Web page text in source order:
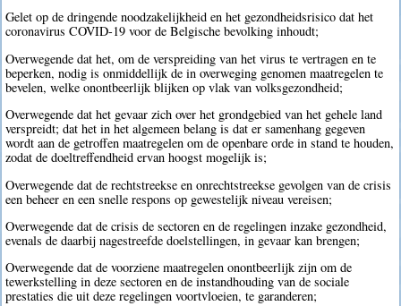
Gelet op de dringende noodzakelijkheid en het gezondheidsrisico dat het
coronavirus COVID-19 voor de Belgische bevolking inhoudt;
Overwegende dat het, om de verspreiding van het virus te vertragen en te
beperken, nodig is onmiddellijk de in overweging genomen maatregelen te
bevelen, welke onontbeerlijk blijken op vlak van volksgezondheid;
Overwegende dat het gevaar zich over het grondgebied van het gehele land
verspreidt; dat het in het algemeen belang is dat er samenhang gegeven
wordt aan de getroffen maatregelen om de openbare orde in stand te houden,
zodat de doeltreffendheid ervan hoogst mogelijk is;
Overwegende dat de rechtstreekse en onrechtstreekse gevolgen van de crisis
een beheer en een snelle respons op gewestelijk niveau vereisen;
Overwegende dat de crisis de sectoren en de regelingen inzake gezondheid,
evenals de daarbij nagestreefde doelstellingen, in gevaar kan brengen;
Overwegende dat de voorziene maatregelen onontbeerlijk zijn om de
tewerkstelling in deze sectoren en de instandhouding van de sociale
prestaties die uit deze regelingen voortvloeien, te garanderen;